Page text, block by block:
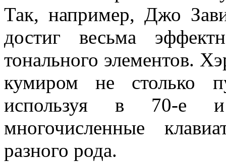
Так, например, Джо
достиг весьма
тонального элементов.
кумиром не столько
используя в 70-е
многочисленные
разного рода.